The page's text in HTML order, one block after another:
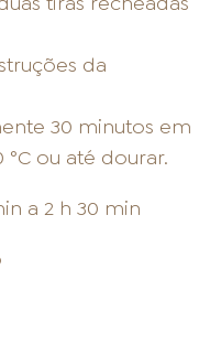
da
30 minutos em
ou até dourar.
a 2 h 30 min